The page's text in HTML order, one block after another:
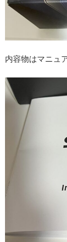
内容物はマニュ